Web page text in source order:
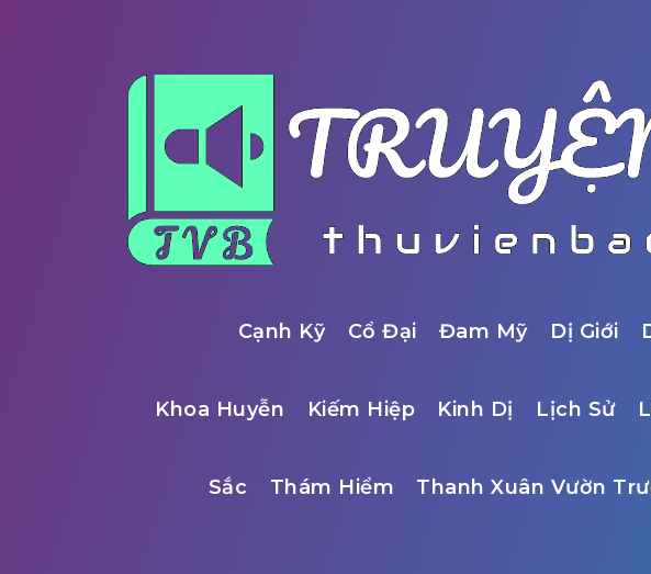
Cạnh Kỹ Cổ Đại Đam Mỹ Dị Giới
Khoa Huyễn Kiếm Hiệp Kinh Dị Lịch Sử
Sắc Thám Hiểm Thanh Xuân Vườn